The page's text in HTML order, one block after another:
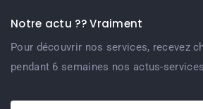
Notre actu ?? Vraiment
Pour découvrir nos services, recevez
pendant 6 semaines nos actus-